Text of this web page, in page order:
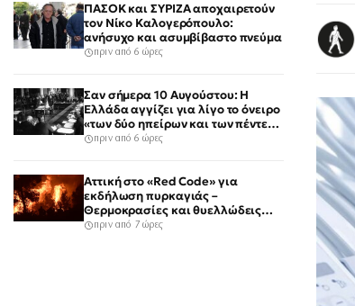
ΠΑΣΟΚ και ΣΥΡΙΖΑ αποχαιρετούν
τον Νίκο Καλογερόπουλο:
ανήσυχο και ασυμβίβαστο πνεύμα
πριν από 6 ώρες
Σαν σήμερα 10 Αυγούστου: Η
Ελλάδα αγγίζει για λίγο το όνειρο
«των δύο ηπείρων και των πέντε
θαλασσών»
πριν από 6 ώρες
Αττική στο «Red Code» για
εκδήλωση πυρκαγιάς –
Θερμοκρασίες και θυελλώδεις
άνεμοι
πριν από 7 ώρες